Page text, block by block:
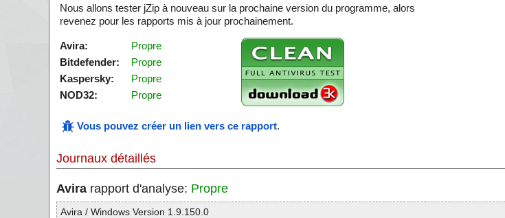
Nous allons tester jZip à nouveau sur la prochaine version du programme, alors
revenez pour les rapports mis à jour prochainement.
Avira:
Propre
Bitdefender:
Propre
Kaspersky:
Propre
NOD32:
Propre
Vous pouvez créer un lien vers ce rapport.
Journaux détaillés
Avira rapport d'analyse: Propre
Avira / Windows Version 1.9.150.0